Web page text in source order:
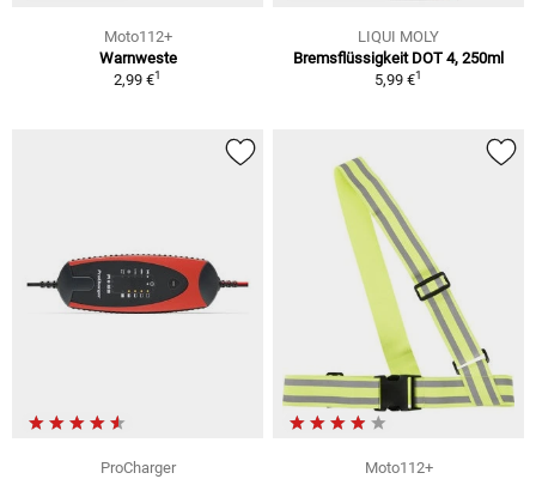
Moto112+
Warnweste
2,99 €1
LIQUI MOLY
Bremsflüssigkeit DOT 4, 250ml
5,99 €1
ProCharger
Moto112+